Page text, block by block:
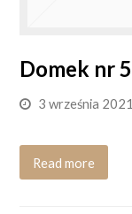
Domek nr 5
3 września 2021
Read more